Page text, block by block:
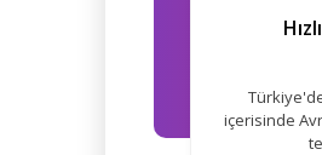
içerisinde